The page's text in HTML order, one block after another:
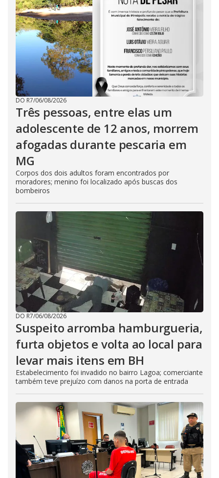
DO R7/06/08/2026
Três pessoas, entre elas um
adolescente de 12 anos, morrem
afogadas durante pescaria em
MG
Corpos dos dois adultos foram encontrados por
moradores; menino foi localizado após buscas dos
bombeiros
DO R7/06/08/2026
Suspeito arromba hamburgueria,
furta objetos e volta ao local para
levar mais itens em BH
Estabelecimento foi invadido no bairro Lagoa; comerciante
também teve prejuízo com danos na porta de entrada